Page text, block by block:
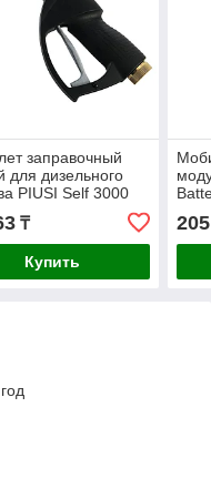
заправочный
для дизельного
PIUSI Self 3000
F0065000A
₸
Купить
мин